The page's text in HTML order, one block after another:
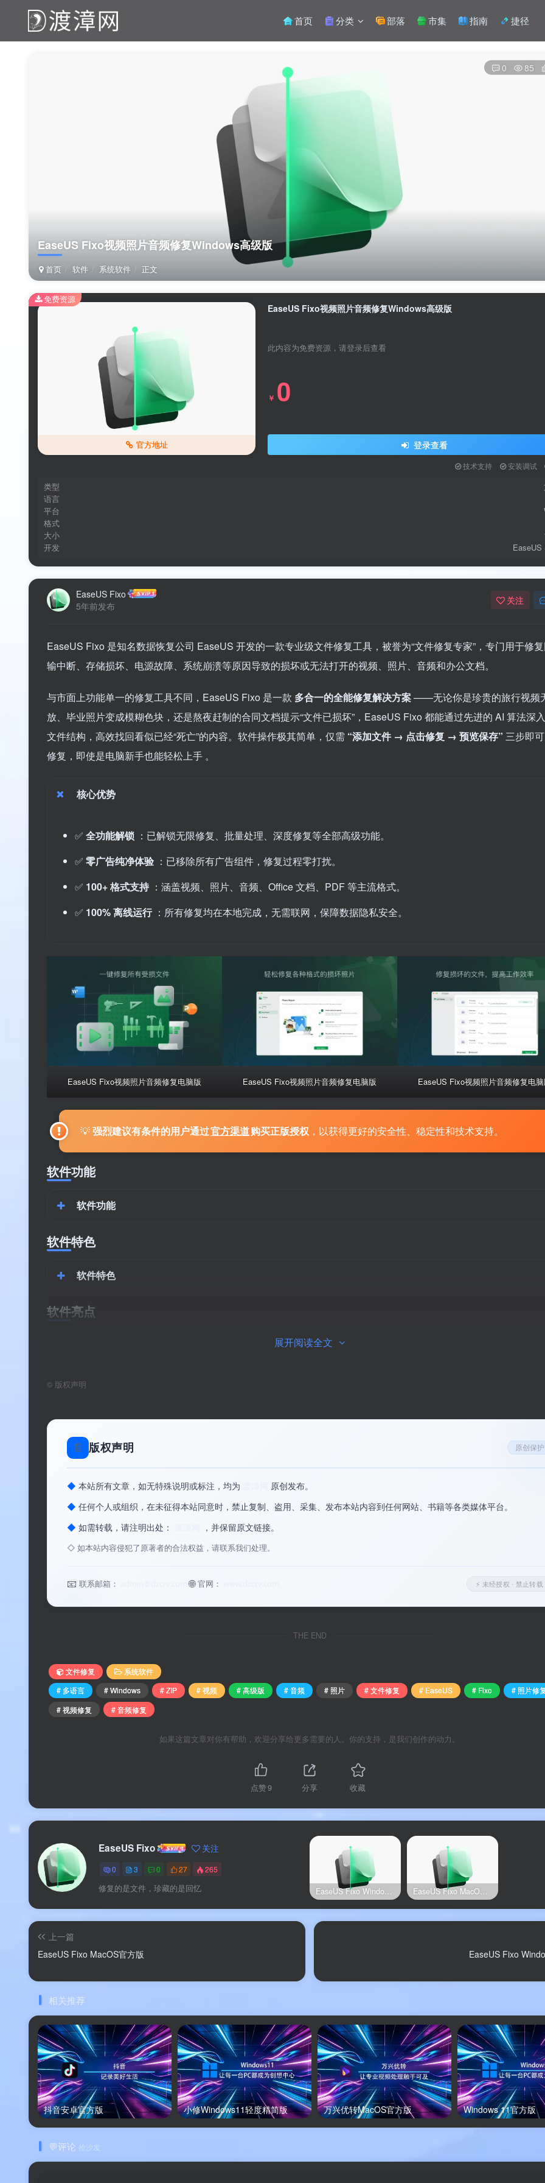
首页 分类 部落 市集 指南 捷径
EaseUS Fixo视频照片音频修复Windows高级版
首页 软件 系统软件 正文
0 85
官方地址
EaseUS Fixo视频照片音频修复Windows高级版
此内容为免费资源，请登录后查看
￥ 0
登录查看
技术支持 安装调试
类型
语言
平台
格式
大小
开发
EaseUS
免费资源
EaseUS Fixo
5年前发布
关注
EaseUS Fixo 是知名数据恢复公司 EaseUS 开发的一款专业级文件修复工具，被誉为“文件修复专家”，专门用于修
输中断、存储损坏、电源故障、系统崩溃等原因导致的损坏或无法打开的视频、照片、音频和办公文档。
与市面上功能单一的修复工具不同，EaseUS Fixo 是一款 多合一的全能修复解决方案——无论你是珍贵的旅行视频
放、毕业照片变成模糊色块，还是熬夜赶制的合同文档提示“文件已损坏”，EaseUS Fixo 都能通过先进的 AI 算法深
文件结构，高效找回看似已经“死亡”的内容。软件操作极其简单，仅需 “添加文件 → 点击修复 → 预览保存” 三步即
修复，即使是电脑新手也能轻松上手 。
核心优势
✅ 全功能解锁 ：已解锁无限修复、批量处理、深度修复等全部高级功能。
✅ 零广告纯净体验 ：已移除所有广告组件，修复过程零打扰。
✅ 100+ 格式支持 ：涵盖视频、照片、音频、Office 文档、PDF 等主流格式。
✅ 100% 离线运行 ：所有修复均在本地完成，无需联网，保障数据隐私安全。
EaseUS Fixo视频照片音频修复电脑版 EaseUS Fixo视频照片音频修复电脑版 EaseUS Fixo视频照片音频修复电
💡强烈建议有条件的用户通过官方渠道购买正版授权 ，以获得更好的安全性、稳定性和技术支持。
软件功能
软件功能
软件特色
软件特色
软件亮点
系统要求
📌说明：EaseUS Fixo 对系统资源要求极低，广泛兼容 Windows 7 至 Windows 11 全系列系统，老旧电脑
也能流畅运行。所有修复操作均在本地完成，无需联网，充分保障数据隐私安全。
常见问题
Q2：EaseUS Fixo 能修复哪些格式的文件？
Q3：修复成功率如何？
80 MB 的专业修复利器，100+ 格式全覆盖——视频、照片、音频、Office 文档一站式修复，AI 深度扫描，三步完成
软件全搞定。完全离线运行，是摄影师、职场人士和家庭用户的文件修复首选。
珍贵的旅行视频因存储卡损坏而无法播放？熬夜赶制的合同文档突然提示“文件已损坏”？毕业照变成模糊色块、
Office 文档修复，一个软件全搞定，无需专业知识，三步拯救你的珍贵记忆与重要数据。
从基础的 MP4 视频修复到专业的 RAW 相机照片修复，从 Office 文档精准修复到音频文件恢复正常，EaseUS
乎覆盖了从个人用户到专业摄影师的全部文件修复需求。2026 年 4 月最新 v4.30 版本持续优化 AI 修复算法，以
立即下载 EaseUS Fixo 高级版
下载提示：请认准渡漳软件网提供的社区纯净版，基于吾爱破解等技术社区原版，无捆绑、无病毒，每日更
下载后建议使用安全软件扫描，确保文件安全。
展开阅读全文
© 版权声明
📄 版权声明 原创保护
◆ 本站所有文章，如无特殊说明或标注，均为
原创发布。
◆ 任何个人或组织，在未征得本站同意时，禁止复制、盗用、采集、发布本站内容到任何网站、书籍等各类媒体平台。
◆ 如需转载，请注明出处： ，并保留原文链接。
◇ 如本站内容侵犯了原著者的合法权益，请联系我们处理。
📧 联系邮箱： admin@dzcrv.com🌐官网： ⚡ 未经授权 · 禁止转载
THE END
文件修复
系统软件
# 多语言
# Windows # ZIP # 视频 # 高级版 # 音频 # 照片 # 文件修复 # EaseUS # Fixo
# 照片修
# 视频修复
# 音频修复
如果这篇文章对你有帮助，欢迎分享给更多需要的人。你的支持，是我们创作的动力。
点赞9 分享 收藏
EaseUS Fixo 关注
0 3 0 27 265
修复的是文件，珍藏的是回忆 EaseUS Fixo Windows官方版 EaseUS Fixo MacOS官方版
上一篇
EaseUS Fixo MacOS官方版
EaseUS Fixo
相关推荐
抖音安卓官方版 小修Windows11轻度精简版 万兴优转MacOS官方版 Windows 11官方版
💬评论 抢沙发
扫码登录
请输
登